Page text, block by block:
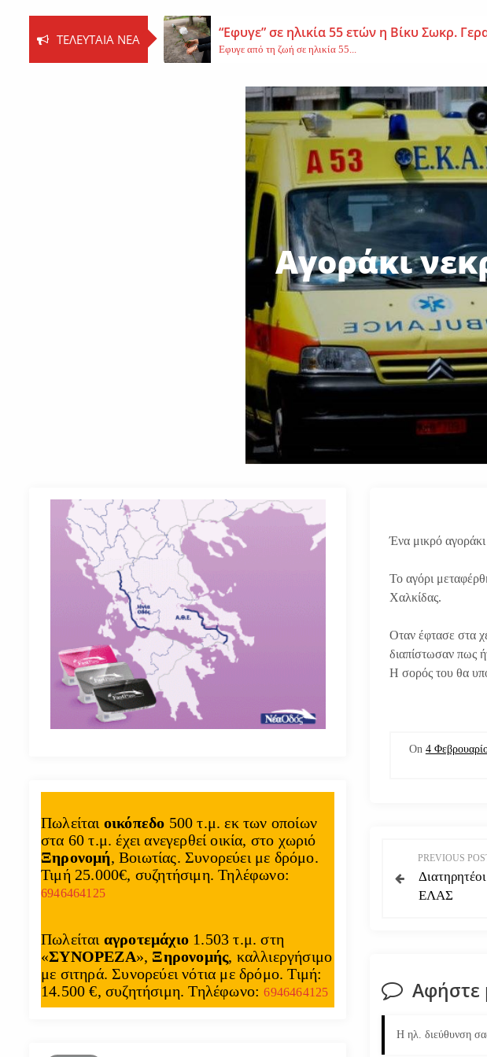
ΤΕΛΕΥΤΑΊΑ ΝΈΑ “Εφυγε” σε ηλικία 55 ετών η Βίκυ Σωκρ.
Εφυγε από τη ζωή σε ηλικία 55...
Βοιωτία: Νεκρός ο 62χρονος – Επεσε από
Τη ζωή του έχασε ο 62χρονος Ι....
Εφυγε από τη ζωή η μοναχή Ευπραξία
Εκοιμήθη η μοναχή Ευπραξία (Κουκουλούδη), σε ηλικία...
Αγοράκι
Ένα μικρό
Το αγόρι
Χαλκίδας.
Οταν έφτασε στα
διαπίστωσαν πως
Η σορός του θα
On 4
λ
γ
η
PREVIOUS
ΕΛΑΣ
Αφήστε
Η ηλ. διεύθυνση
Πωλείται οικόπεδο 500 τ.μ. εκ των οποίων
στα 60 τ.μ. έχει ανεγερθεί οικία, στο χωριό
Ξηρονομή, Βοιωτίας. Συνορεύει με δρόμο.
Τιμή 25.000€, συζητήσιμη. Τηλέφωνο:
6946464125
Πωλείται αγροτεμάχιο 1.503 τ.μ. στη
«ΣΥΝΟΡΕΖΑ», Ξηρονομής, καλλιεργήσιμο
με σιτηρά. Συνορεύει νότια με δρόμο. Τιμή:
14.500 €, συζητήσιμη. Τηλέφωνο:6946464125